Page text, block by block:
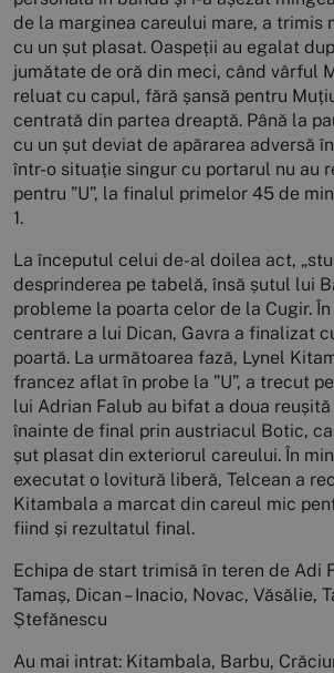
de la marginea careului mare, a trimis
cu un șut plasat. Oaspeții au egalat
jumătate de oră din meci, când vârful
reluat cu capul, fără șansă pentru
centrată din partea dreaptă. Până la
cu un șut deviat de apărarea adversă
într-o situație singur cu portarul nu au
pentru ”U”, la finalul primelor 45 de
1.
La începutul celui de-al doilea act,
desprinderea pe tabelă, însă șutul lui
probleme la poarta celor de la Cugir.
centrare a lui Dican, Gavra a finalizat
poartă. La următoarea fază, Lynel
francez aflat în probe la ”U”, a trecut
lui Adrian Falub au bifat a doua
înainte de final prin austriacul Botic,
șut plasat din exteriorul careului. În
executat o lovitură liberă, Telcean a
Kitambala a marcat din careul mic
fiind și rezultatul final.
Echipa de start trimisă în teren de Adi
Tamaș, Dican – Inacio, Novac, Văsălie,
Ștefănescu
Au mai intrat: Kitambala, Barbu,